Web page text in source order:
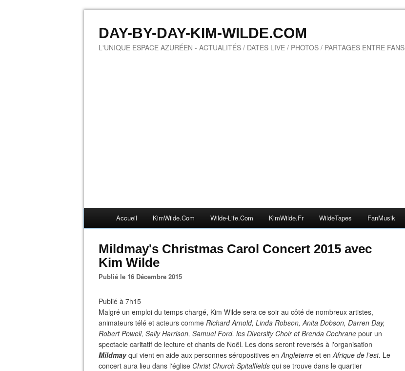
DAY-BY-DAY-KIM-WILDE.COM
L'UNIQUE ESPACE AZURÉEN - ACTUALITÉS / DATES LIVE / PHOTOS / PARTAGES ENTRE FANS
Accueil KimWilde.com Wilde-Life.com KimWilde.fr WildeTapes FanMusik
Mildmay's Christmas Carol Concert 2015 avec
Kim Wilde
Publié le 16 Décembre 2015
Publié à 7h15
Malgré un emploi du temps chargé, Kim Wilde sera ce soir au côté de nombreux artistes,
animateurs télé et acteurs comme Richard Arnold, Linda Robson, Anita Dobson, Darren Day,
Robert Powell, Sally Harrison, Samuel Ford, les Diversity Choir et Brenda Cochrane pour un
spectacle caritatif de lecture et chants de Noël. Les dons seront reversés à l'organisation
Mildmayqui vient en aide aux personnes séropositives en Angleterre et enAfrique de l'est. Le
concert aura lieu dans l'église Christ Church Spitalfields qui se trouve dans le quartier